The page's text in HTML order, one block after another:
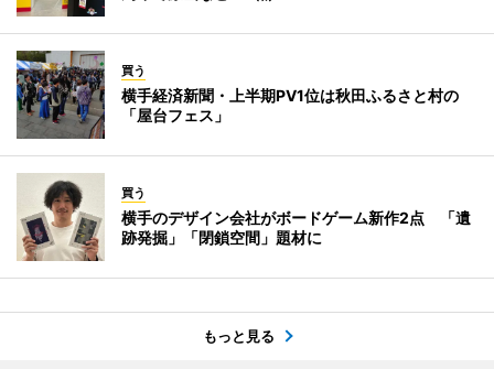
買う
横手経済新聞・上半期PV1位は秋田ふるさと村の
「屋台フェス」
買う
横手のデザイン会社がボードゲーム新作2点 「遺
跡発掘」「閉鎖空間」題材に
もっと見る